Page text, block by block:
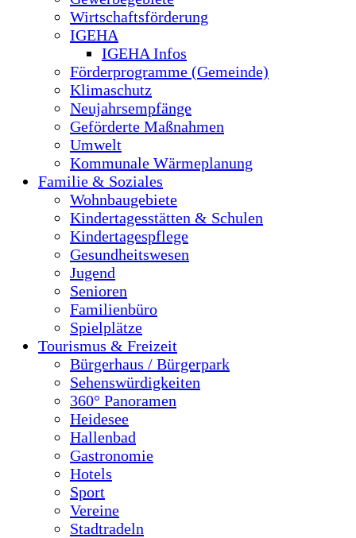
Wirtschaftsförderung
IGEHA
IGEHA Infos
Förderprogramme (Gemeinde)
Klimaschutz
Neujahrsempfänge
Geförderte Maßnahmen
Umwelt
Kommunale Wärmeplanung
Familie & Soziales
Wohnbaugebiete
Kindertagesstätten & Schulen
Kindertagespflege
Gesundheitswesen
Jugend
Senioren
Familienbüro
Spielplätze
Tourismus & Freizeit
Bürgerhaus / Bürgerpark
Sehenswürdigkeiten
360° Panoramen
Heidesee
Hallenbad
Gastronomie
Hotels
Sport
Vereine
Stadtradeln